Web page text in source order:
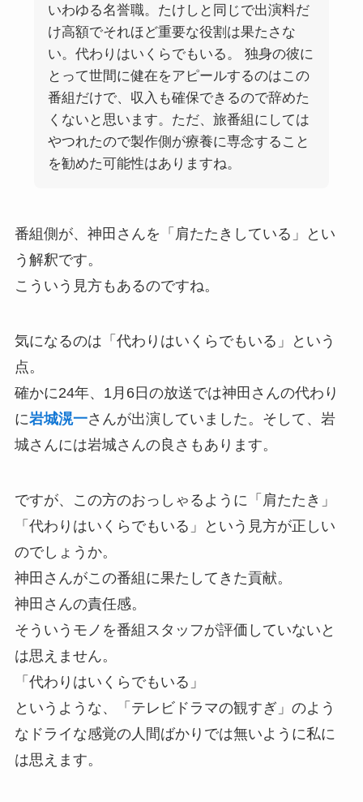
いわゆる名誉職。たけしと同じで出演料だ
け高額でそれほど重要な役割は果たさな
い。代わりはいくらでもいる。 独身の彼に
とって世間に健在をアピールするのはこの
番組だけで、収入も確保できるので辞めた
くないと思います。ただ、旅番組にしては
やつれたので製作側が療養に専念すること
を勧めた可能性はありますね。
番組側が、神田さんを「肩たたきしている」とい
う解釈です。
こういう見方もあるのですね。
気になるのは「代わりはいくらでもいる」という
点。
確かに24年、1月6日の放送では神田さんの代わり
に岩城滉一さんが出演していました。そして、岩
城さんには岩城さんの良さもあります。
ですが、この方のおっしゃるように「肩たたき」
「代わりはいくらでもいる」という見方が正しい
のでしょうか。
神田さんがこの番組に果たしてきた貢献。
神田さんの責任感。
そういうモノを番組スタッフが評価していないと
は思えません。
「代わりはいくらでもいる」
というような、「テレビドラマの観すぎ」のよう
なドライな感覚の人間ばかりでは無いように私に
は思えます。